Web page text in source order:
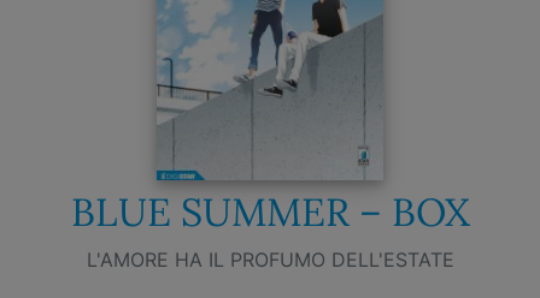
BLUE SUMMER – BOX
L'AMORE HA IL PROFUMO DELL'ESTATE